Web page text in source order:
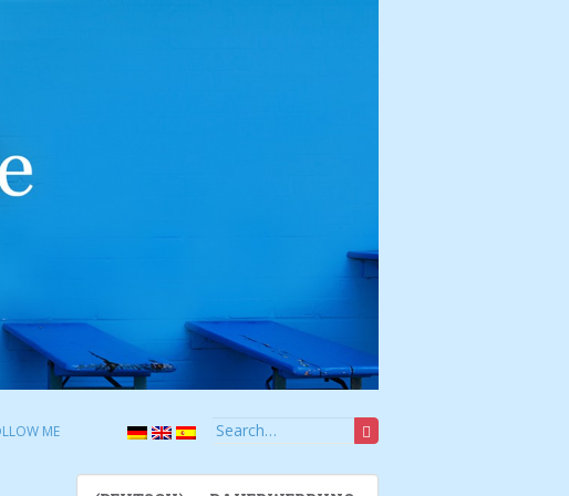
ME Search for: